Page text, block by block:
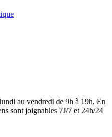
au vendredi de 9h à 19h. En
sont joignables 7J/7 et 24h/24